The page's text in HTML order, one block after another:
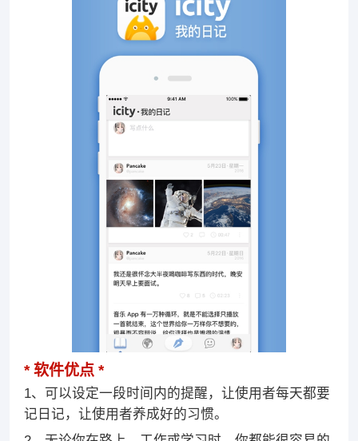
软件优点
1、可以设定一段时间内的提醒，让使用者每天都要
记日记，让使用者养成好的习惯。